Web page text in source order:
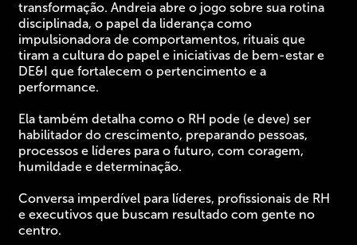
transformação. Andreia abre o jogo sobre sua rotina
disciplinada, o papel da liderança como
impulsionadora de comportamentos, rituais que
tiram a cultura do papel e iniciativas de bem-estar e
DE&I que fortalecem o pertencimento e a
performance.
Ela também detalha como o RH pode (e deve) ser
habilitador do crescimento, preparando pessoas,
processos e líderes para o futuro, com coragem,
humildade e determinação.
Conversa imperdível para líderes, profissionais de RH
e executivos que buscam resultado com gente no
centro.